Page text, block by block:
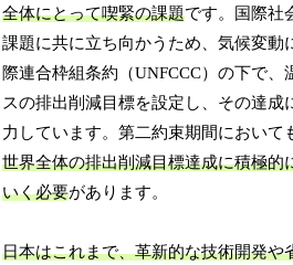
全体にとって喫緊の課題です。国際社
課題に共に立ち向かうため、気候変動
際連合枠組条約（UNFCCC）の下で、
スの排出削減目標を設定し、その達成
力しています。第二約束期間において
世界全体の排出削減目標達成に積極的
いく必要があります。
日本はこれまで、革新的な技術開発や